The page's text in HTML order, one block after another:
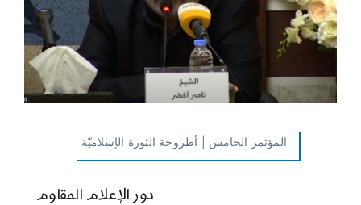
المؤتمر الخامس | أطروحة الثورة الإسلاميّة
دور الإعلام المقاوم